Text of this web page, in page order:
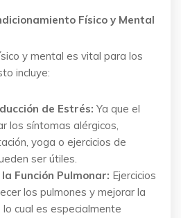
Físico y Mental
y mental es vital para los
incluye:
de Estrés: Ya que el
los síntomas alérgicos,
yoga o ejercicios de
ser útiles.
Función Pulmonar: Ejercicios
los pulmones y mejorar la
cual es especialmente